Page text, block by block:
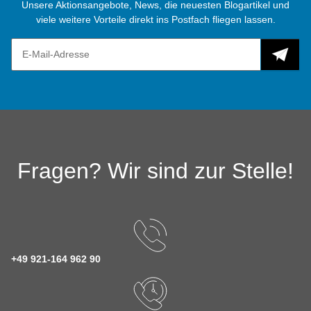
Unsere Aktionsangebote, News, die neuesten Blogartikel und
viele weitere Vorteile direkt ins Postfach fliegen lassen.
Fragen? Wir sind zur Stelle!
+49 921-164 962 90